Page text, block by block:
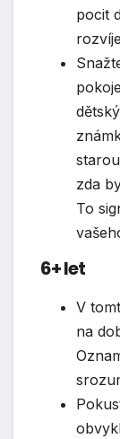
pocit
zda
To
6+ let
V
na